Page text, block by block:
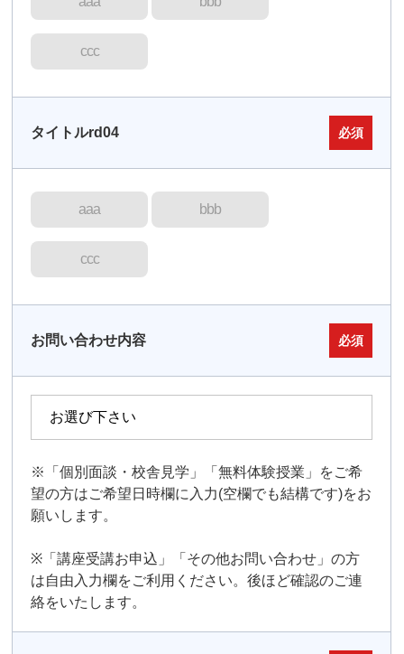
ccc
タイトルrd04 必須
aaa bbb
ccc
お問い合わせ内容 必須
※「個別面談・校舎見学」「無料体験授業」をご希
望の方はご希望日時欄に入力(空欄でも結構です)をお
願いします。
※「講座受講お申込」「その他お問い合わせ」の方
は自由入力欄をご利用ください。後ほど確認のご連
絡をいたします。